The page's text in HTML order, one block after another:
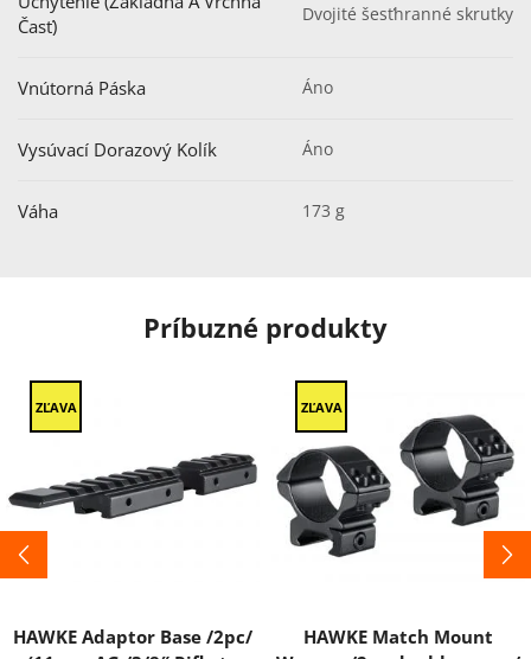
Časť)
Dvojité šesťhranné skrutky
Vnútorná Páska Áno
Vysúvací Dorazový Kolík Áno
Váha 173 g
Príbuzné produkty
ZĽAVA
HAWKE Adaptor Base /2pc/
ZĽAVA
HAWKE Match Mount